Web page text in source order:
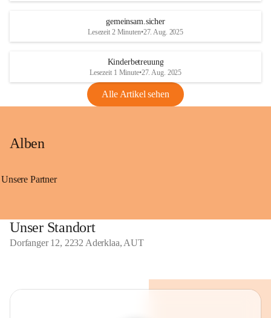
gemeinsam.sicher
Lesezeit 2 Minuten•27. Aug. 2025
Kinderbetreuung
Lesezeit 1 Minute•27. Aug. 2025
Alle Artikel sehen
Alben
Unsere Partner
Unser Standort
Dorfanger 12, 2232 Aderklaa, AUT